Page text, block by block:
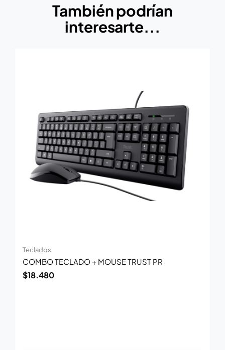
También podrían
interesarte...
Teclados
COMBO TECLADO + MOUSE TRUST PR
$18.480